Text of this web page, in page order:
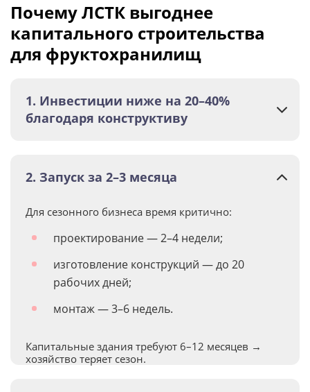
Почему ЛСТК выгоднее
капитального строительства
для фруктохранилищ
1. Инвестиции ниже на 20–40%
благодаря конструктиву
2. Запуск за 2–3 месяца
Для сезонного бизнеса время критично:
проектирование — 2–4 недели;
изготовление конструкций — до 20
рабочих дней;
монтаж — 3–6 недель.
Капитальные здания требуют 6–12 месяцев →
хозяйство теряет сезон.